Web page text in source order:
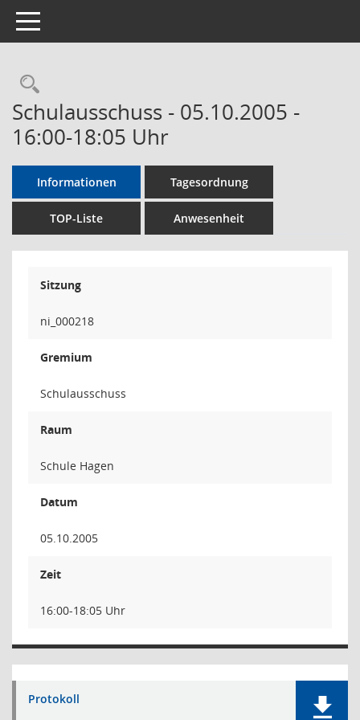
Toggle navigation
Rechercheauswahl
Schulausschuss - 05.10.2005 -
16:00-18:05 Uhr
Informationen Tagesordnung
TOP-Liste Anwesenheit
Sitzung
ni_000218
Gremium
Schulausschuss
Raum
Schule Hagen
Datum
05.10.2005
Zeit
16:00-18:05 Uhr
Protokoll